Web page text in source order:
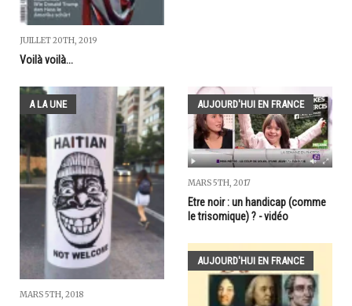
JUILLET 20TH, 2019
Voilà voilà...
A LA UNE
MARS 5TH, 2018
AUJOURD'HUI EN FRANCE
MARS 5TH, 2017
Etre noir : un handicap (comme
le trisomique) ? - vidéo
AUJOURD'HUI EN FRANCE